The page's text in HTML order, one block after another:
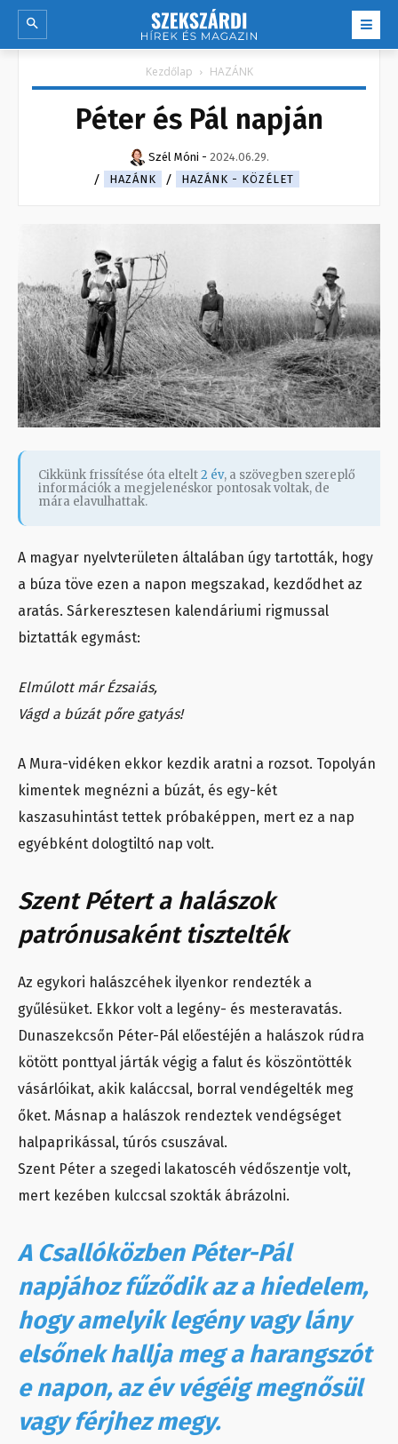
Kezdőlap HAZÁNK
Péter és Pál napján
Szél Móni - 2024.06.29.
HAZÁNK
HAZÁNK - KÖZÉLET
Cikkünk frissítése óta eltelt2 év, a szövegben szereplő
információk a megjelenéskor pontosak voltak, de
mára elavulhattak.
A magyar nyelvterületen általában úgy tartották, hogy
a búza töve ezen a napon megszakad, kezdődhet az
aratás. Sárkeresztesen kalendáriumi rigmussal
biztatták egymást:
Elmúlott már Ézsaiás,
Vágd a búzát pőre gatyás!
A Mura-vidéken ekkor kezdik aratni a rozsot. Topolyán
kimentek megnézni a búzát, és egy-két
kaszasuhintást tettek próbaképpen, mert ez a nap
egyébként dologtiltó nap volt.
Szent Pétert a halászok
patrónusaként tisztelték
Az egykori halászcéhek ilyenkor rendezték a
gyűlésüket. Ekkor volt a legény- és mesteravatás.
Dunaszekcsőn Péter-Pál előestéjén a halászok rúdra
kötött ponttyal járták végig a falut és köszöntötték
vásárlóikat, akik kaláccsal, borral vendégelték meg
őket. Másnap a halászok rendeztek vendégséget
halpaprikással, túrós csuszával.
Szent Péter a szegedi lakatoscéh védőszentje volt,
mert kezében kulccsal szokták ábrázolni.
A Csallóközben Péter-Pál
napjához fűződik az a hiedelem,
hogy amelyik legény vagy lány
elsőnek hallja meg a harangszót
e napon, az év végéig megnősül
vagy férjhez megy.